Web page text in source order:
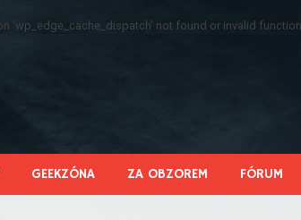
'wp_edge_cache_dispatch' not found or invalid
GEEKZÓNA ZA OBZOREM FÓRUM